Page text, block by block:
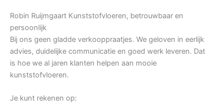
Robin Ruijmgaart Kunststofvloeren, betrouwbaar en
persoonlijk
Bij ons geen gladde verkooppraatjes. We geloven in eerlijk
advies, duidelijke communicatie en goed werk leveren. Dat
is hoe we al jaren klanten helpen aan mooie
kunststofvloeren.
Je kunt rekenen op: